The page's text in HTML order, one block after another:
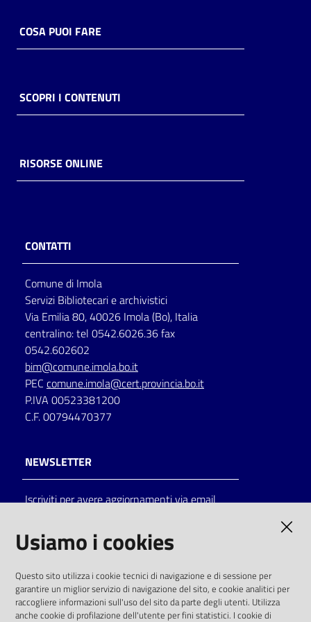
Catalogo
on line
Chiedi al
Avvisi
COSA PUOI FARE
SCOPRI I CONTENUTI
RISORSE ONLINE
CONTATTI
Comune di Imola
Servizi Bibliotecari e archivistici
Via Emilia 80, 40026 Imola (Bo), Italia
centralino: tel 0542.6026.36 fax
0542.602602
bim@comune.imola.bo.it
PEC comune.imola@cert.provincia.bo.it
P.IVA 00523381200
C.F. 00794470377
NEWSLETTER
Iscriviti per avere aggiornamenti via email
solo alle condizioni previste dalla direttiva
comunitaria 2003/98/CE e dal d.lgs. 36/2006
Usiamo i cookies
Questo sito utilizza i cookie tecnici di navigazione e di sessione per
garantire un miglior servizio di navigazione del sito, e cookie analitici per
raccogliere informazioni sull'uso del sito da parte degli utenti. Utilizza
anche cookie di profilazione dell'utente per fini statistici. I cookie di